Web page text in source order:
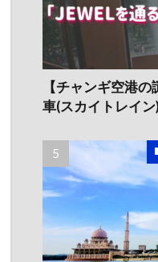
【チャンギ空港
車(スカイトレイ